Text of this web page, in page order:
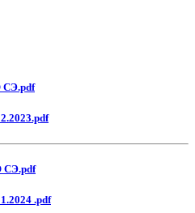
СЭ.pdf
СЭ.pdf
.pdf